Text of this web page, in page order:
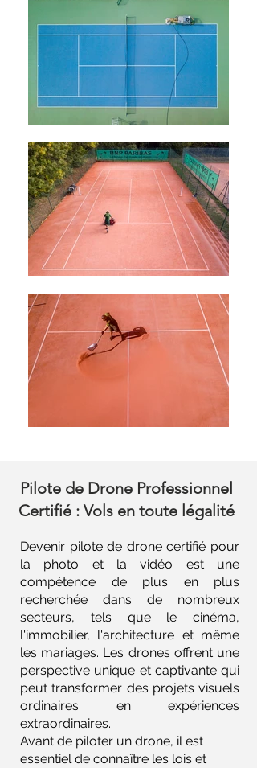
Pilote de Drone Professionnel
Certifié : Vols en toute légalité
Devenir pilote de drone certifié pour
la photo et la vidéo est une
compétence de plus en plus
recherchée dans de nombreux
secteurs, tels que le cinéma,
l'immobilier, l'architecture et même
les mariages. Les drones offrent une
perspective unique et captivante qui
peut transformer des projets visuels
ordinaires en expériences
extraordinaires.
Avant de piloter un drone, il est
essentiel de connaître les lois et